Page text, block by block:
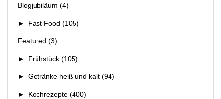
Blogjubiläum (4)
► Fast Food (105)
Featured (3)
► Frühstück (105)
► Getränke heiß und kalt (94)
► Kochrezepte (400)